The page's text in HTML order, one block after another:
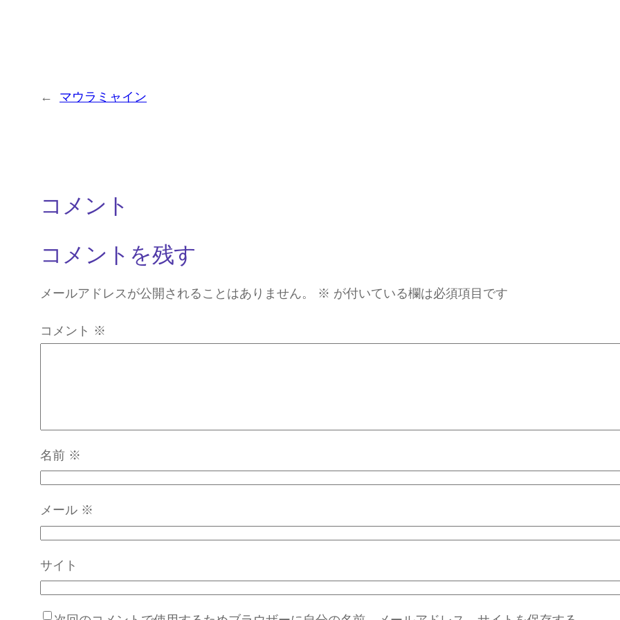
← マウラミャイン
コメント
コメントを残す
メールアドレスが公開されることはありません。 ※ が付いている欄は必須項目です
コメント ※
名前 ※
メール ※
サイト